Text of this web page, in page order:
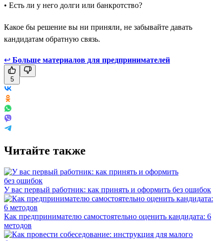
• Есть ли у него долги или банкротство?
Какое бы решение вы ни приняли, не забывайте давать
кандидатам обратную связь.
↩ Больше материалов для предпринимателей
5
Читайте также
У вас первый работник: как принять и оформить без ошибок
Как предпринимателю самостоятельно оценить кандидата: 6
методов